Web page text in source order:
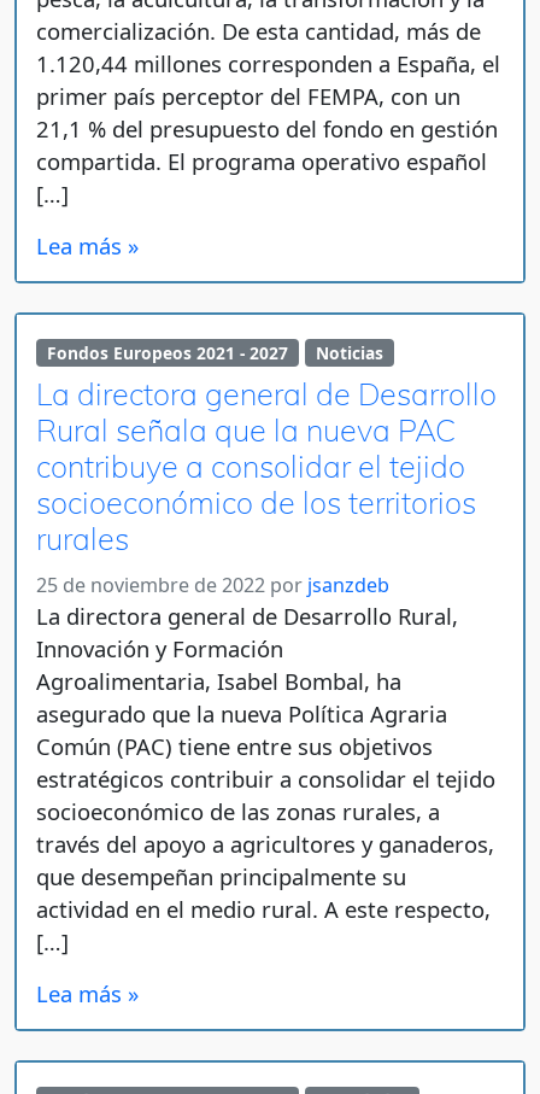
comercialización. De esta cantidad, más de
1.120,44 millones corresponden a España, el
primer país perceptor del FEMPA, con un
21,1 % del presupuesto del fondo en gestión
compartida. El programa operativo español
[…]
Lea más »
Fondos Europeos 2021 - 2027 Noticias
La directora general de Desarrollo
Rural señala que la nueva PAC
contribuye a consolidar el tejido
socioeconómico de los territorios
rurales
25 de noviembre de 2022 por jsanzdeb
La directora general de Desarrollo Rural,
Innovación y Formación
Agroalimentaria, Isabel Bombal, ha
asegurado que la nueva Política Agraria
Común (PAC) tiene entre sus objetivos
estratégicos contribuir a consolidar el tejido
socioeconómico de las zonas rurales, a
través del apoyo a agricultores y ganaderos,
que desempeñan principalmente su
actividad en el medio rural. A este respecto,
[…]
Lea más »